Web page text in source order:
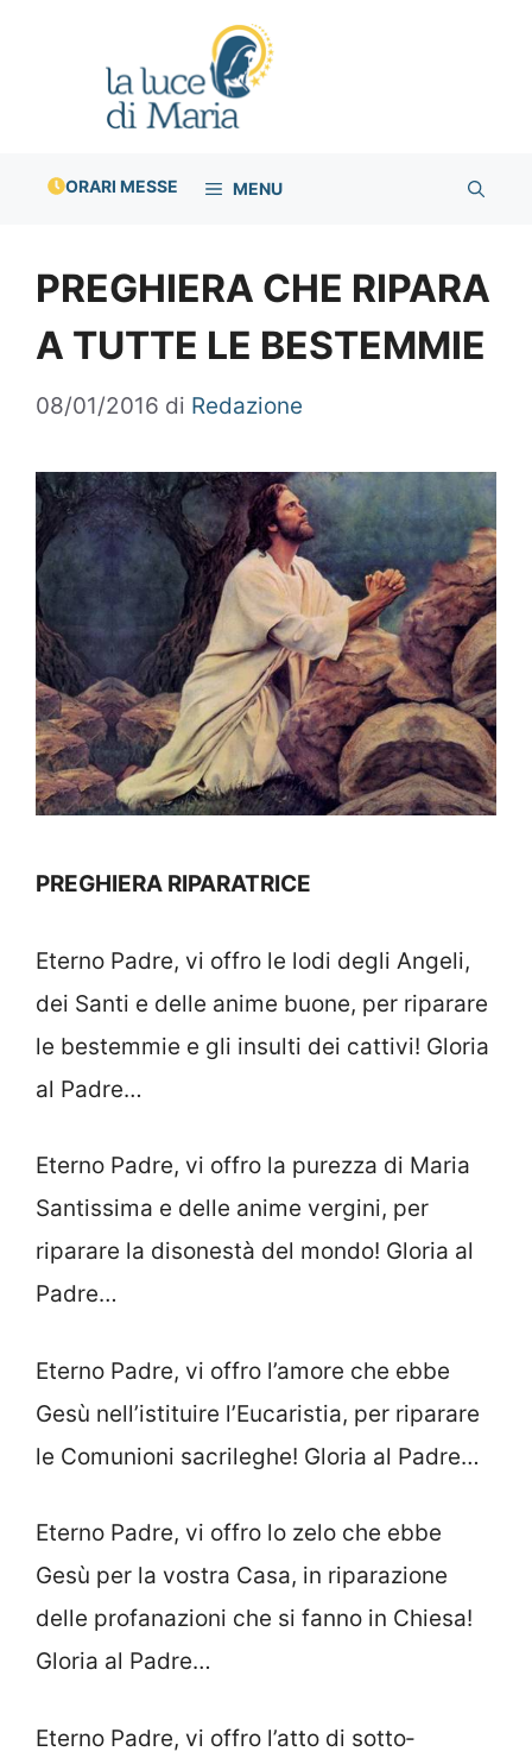
ORARI MESSE MENU
PREGHIERA CHE RIPARA
A TUTTE LE BESTEMMIE
08/01/2016 di Redazione
PREGHIERA RIPARATRICE
Eterno Padre, vi offro le lodi degli Angeli,
dei Santi e delle anime buone, per riparare
le bestemmie e gli insulti dei cattivi! Gloria
al Padre…
Eterno Padre, vi offro la purezza di Maria
Santissima e delle anime vergini, per
riparare la disonestà del mondo! Gloria al
Padre…
Eterno Padre, vi offro l’amore che eb­be
Gesù nell’istituire l’Eucaristia, per ri­parare
le Comunioni sacrileghe! Gloria al Padre…
Eterno Padre, vi offro lo zelo che eb­be
Gesù per la vostra Casa, in ripara­zione
delle profanazioni che si fanno in Chiesa!
Gloria al Padre…
Eterno Padre, vi offro l’atto di sotto­